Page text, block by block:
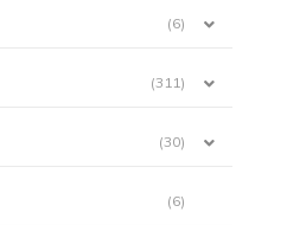
(6)
(311)
(30)
(6)